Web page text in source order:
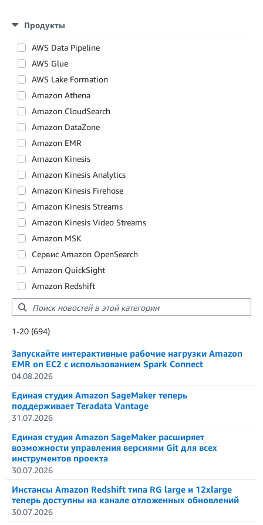
Продукты
AWS Data Pipeline
AWS Glue
AWS Lake Formation
Amazon Athena
Amazon CloudSearch
Amazon DataZone
Amazon EMR
Amazon Kinesis
Amazon Kinesis Analytics
Amazon Kinesis Firehose
Amazon Kinesis Streams
Amazon Kinesis Video Streams
Amazon MSK
Сервис Amazon OpenSearch
Amazon QuickSight
Amazon Redshift
1-20 (694)
Showing results: 1-20
Запускайте интерактивные рабочие нагрузки Amazon
EMR on EC2 с использованием Spark Connect
04.08.2026
Единая студия Amazon SageMaker теперь
поддерживает Teradata Vantage
31.07.2026
Единая студия Amazon SageMaker расширяет
возможности управления версиями Git для всех
инструментов проекта
30.07.2026
Инстансы Amazon Redshift типа RG large и 12xlarge
теперь доступны на канале отложенных обновлений
30.07.2026